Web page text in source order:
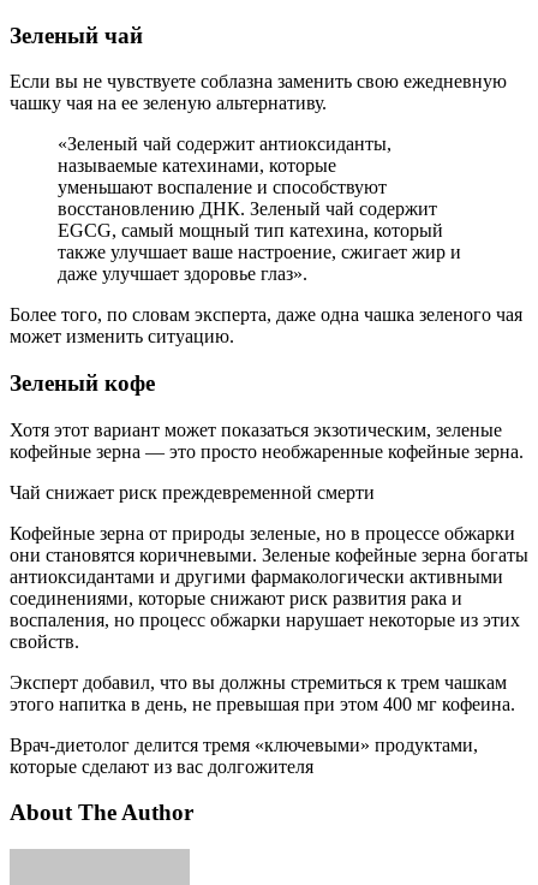
Зеленый чай
Если вы не чувствуете соблазна заменить свою ежедневную
чашку чая на ее зеленую альтернативу.
«Зеленый чай содержит антиоксиданты,
называемые катехинами, которые
уменьшают воспаление и способствуют
восстановлению ДНК. Зеленый чай содержит
EGCG, самый мощный тип катехина, который
также улучшает ваше настроение, сжигает жир и
даже улучшает здоровье глаз».
Более того, по словам эксперта, даже одна чашка зеленого чая
может изменить ситуацию.
Зеленый кофе
Хотя этот вариант может показаться экзотическим, зеленые
кофейные зерна — это просто необжаренные кофейные зерна.
Чай снижает риск преждевременной смерти
Кофейные зерна от природы зеленые, но в процессе обжарки
они становятся коричневыми. Зеленые кофейные зерна богаты
антиоксидантами и другими фармакологически активными
соединениями, которые снижают риск развития рака и
воспаления, но процесс обжарки нарушает некоторые из этих
свойств.
Эксперт добавил, что вы должны стремиться к трем чашкам
этого напитка в день, не превышая при этом 400 мг кофеина.
Врач-диетолог делится тремя «ключевыми» продуктами,
которые сделают из вас долгожителя
About The Author